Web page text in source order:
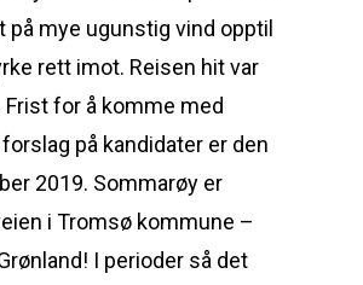
på mye ugunstig vind opptil
rett imot. Reisen hit var
Frist for å komme med
på kandidater er den
2019. Sommarøy er
i Tromsø kommune –
I perioder så det